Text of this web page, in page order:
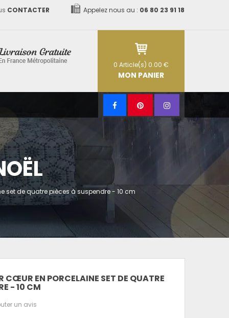
CONTACTER Appelez nous au : 06 80 23 91 18
0 Article(s) 0.00 €
MON PANIER
set de quatre pièces à suspendre - 10 cm
CŒUR EN PORCELAINE SET DE QUATRE
- 10 CM
un avis